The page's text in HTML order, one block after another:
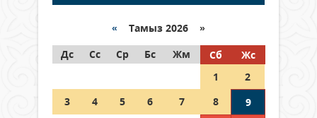
граждане Казахстана,
05 тамыз 2026 ж. 150
Шетелде жүрген Қазақстан
азаматтары қалай дауыс бере
« Тамыз 2026 »
Дс
Сс Ср Бс Жм Сб
Жс
1
2
3
4 5 6 7 8
9